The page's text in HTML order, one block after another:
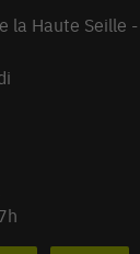
la Haute Seille -